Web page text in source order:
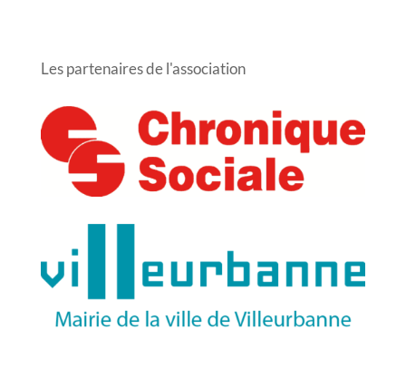
Les partenaires de l'association